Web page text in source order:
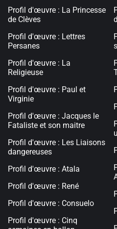
Profil d'œuvre : La Princesse
de Clèves
Profil d'œuvre : Lettres
Persanes
Profil d'œuvre : La
Religieuse
Profil d'œuvre : Paul et
Virginie
Profil d'œuvre : Jacques le
Fataliste et son maitre
Profil d'œuvre : Les Liaisons
dangereuses
Profil d'œuvre : Atala
Profil d'œuvre : René
Profil d'œuvre : Consuelo
Profil d'œuvre : Cinq